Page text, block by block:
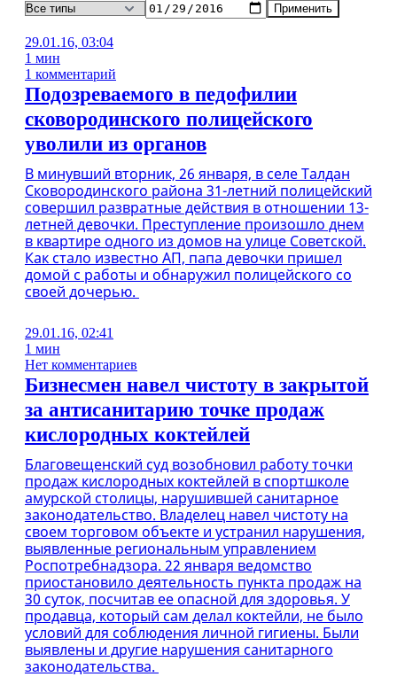
ИнформацияПодпискаРекламаВсе новостиАрхив
Применить
29.01.16, 03:04
1 мин
1 комментарий
Подозреваемого в педофилии
сковородинского полицейского
уволили из органов
В минувший вторник, 26 января, в селе Талдан
Сковородинского района 31-летний полицейский
совершил развратные действия в отношении 13-
летней девочки. Преступление произошло днем
в квартире одного из домов на улице Советской.
Как стало известно АП, папа девочки пришел
домой с работы и обнаружил полицейского со
своей дочерью.
29.01.16, 02:41
1 мин
Нет комментариев
Бизнесмен навел чистоту в закрытой
за антисанитарию точке продаж
кислородных коктейлей
Благовещенский суд возобновил работу точки
продаж кислородных коктейлей в спортшколе
амурской столицы, нарушившей санитарное
законодательство. Владелец навел чистоту на
своем торговом объекте и устранил нарушения,
выявленные региональным управлением
Роспотребнадзора. 22 января ведомство
приостановило деятельность пункта продаж на
30 суток, посчитав ее опасной для здоровья. У
продавца, который сам делал коктейли, не было
условий для соблюдения личной гигиены. Были
выявлены и другие нарушения санитарного
законодательства.